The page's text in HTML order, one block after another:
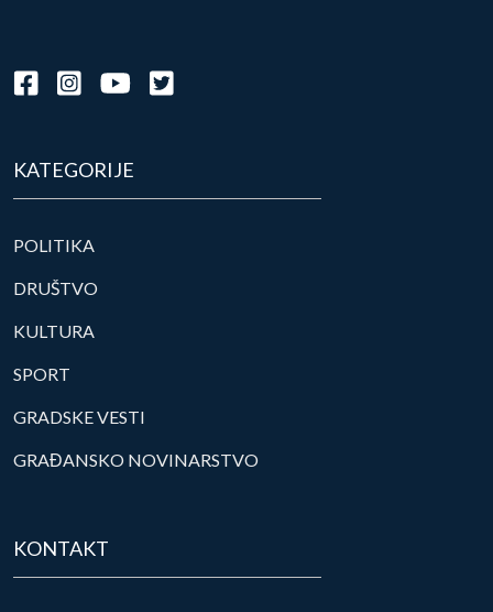
KATEGORIJE
POLITIKA
DRUŠTVO
KULTURA
SPORT
GRADSKE VESTI
GRAĐANSKO NOVINARSTVO
KONTAKT